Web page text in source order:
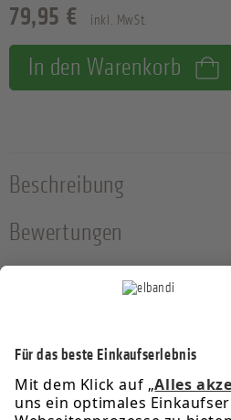
79,95 € inkl. MwSt.
In den Warenkorb
Beschreibung
Bewertungen
Service-Hotline
Informationen